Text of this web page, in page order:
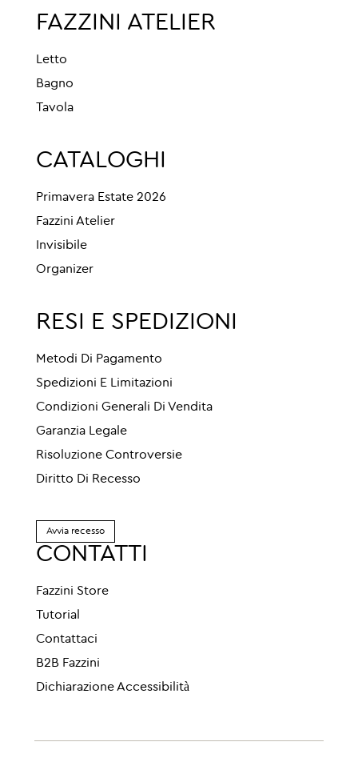
FAZZINI ATELIER
Letto
Bagno
Tavola
CATALOGHI
Primavera Estate 2026
Fazzini Atelier
Invisibile
Organizer
RESI E SPEDIZIONI
Metodi Di Pagamento
Spedizioni E Limitazioni
Condizioni Generali Di Vendita
Garanzia Legale
Risoluzione Controversie
Diritto Di Recesso
Avvia recesso
CONTATTI
Fazzini Store
Tutorial
Contattaci
B2B Fazzini
Dichiarazione Accessibilità